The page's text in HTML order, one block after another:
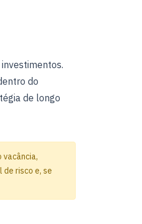
do
de longo
risco e, se